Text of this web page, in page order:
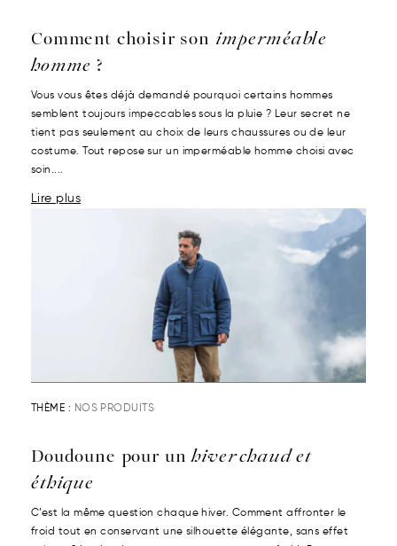
Comment choisir son imperméable
homme ?
Vous vous êtes déjà demandé pourquoi certains hommes
semblent toujours impeccables sous la pluie ? Leur secret ne
tient pas seulement au choix de leurs chaussures ou de leur
costume. Tout repose sur un imperméable homme choisi avec
soin....
Lire plus
THÈME : NOS PRODUITS
Doudoune pour unhiver chaud et
éthique
C’est la même question chaque hiver. Comment affronter le
froid tout en conservant une silhouette élégante, sans effet